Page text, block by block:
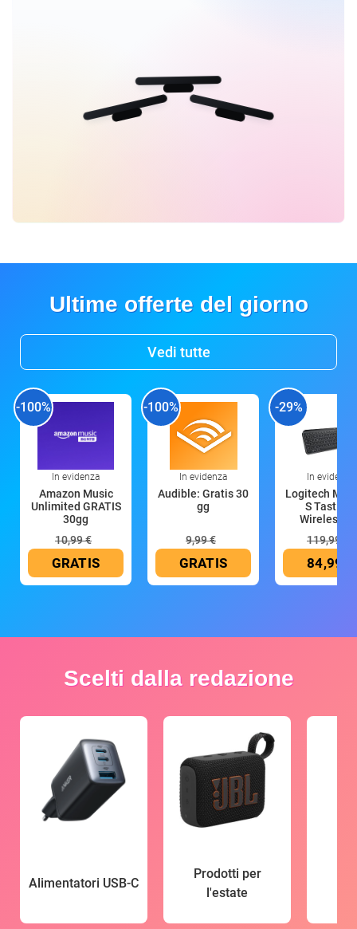
Ultime offerte del giorno
Vedi tutte
-100%
In evidenza
Amazon Music
Unlimited GRATIS
30gg
10,99 €
GRATIS
-100%
In evidenza
Audible: Gratis 30
gg
9,99 €
GRATIS
-29%
In evidenza
Logitech MX
S Tastiera
Wireless
119,99 €
84,99 €
Scelti dalla redazione
Alimentatori USB-C
Prodotti per
l'estate